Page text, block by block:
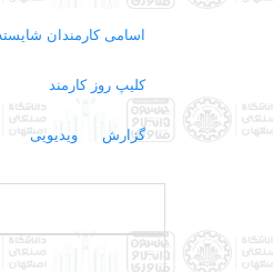
اسامی کارمندان شایسته
کلیپ روز کارمند
گزارش ویدیویی